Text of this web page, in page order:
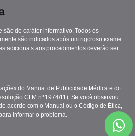
são de caráter informativo. Todos os
são indicados após um rigoroso exame
adicionais aos procedimentos deverão ser
do Manual de Publicidade Médica e do
CFM nº 1974/11). Se você observou
acordo com o Manual ou o Código de Ética,
informar o problema.